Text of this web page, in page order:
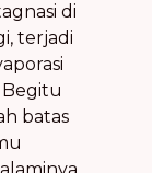
di
terjadi
Begitu
batas